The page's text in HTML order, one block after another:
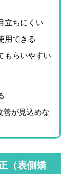
立ちにくい
用できる
もらいやすい
善が見込めな
（表側矯